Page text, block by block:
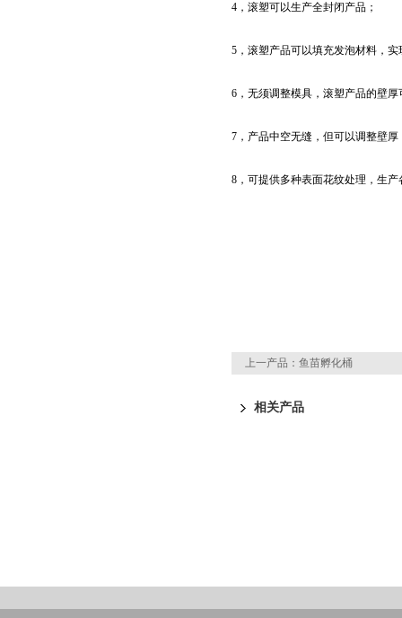
4，滚塑可以生产全封闭产品；
5，滚塑产品可以填充发泡材料，
6，无须调整模具，滚塑产品的壁
7，产品中空无缝，但可以调整壁
8，可提供多种表面花纹处理，生
上一产品： 鱼苗孵化桶
相关产品